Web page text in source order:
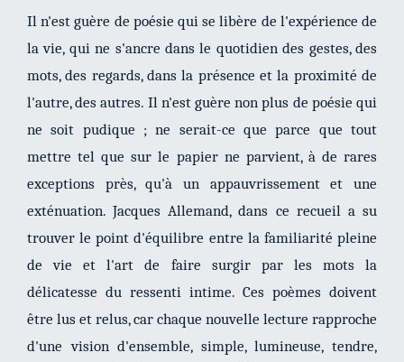
Il n'est guère de poésie qui se libère de l'expérience de
la vie, qui ne s'ancre dans le quotidien des gestes, des
mots, des regards, dans la présence et la proximité de
l'autre, des autres. Il n'est guère non plus de poésie qui
ne soit pudique ; ne serait-ce que parce que tout
mettre tel que sur le papier ne parvient, à de rares
exceptions près, qu'à un appauvrissement et une
exténuation. Jacques Allemand, dans ce recueil a su
trouver le point d'équilibre entre la familiarité pleine
de vie et l'art de faire surgir par les mots la
délicatesse du ressenti intime. Ces poèmes doivent
être lus et relus, car chaque nouvelle lecture rapproche
d'une vision d'ensemble, simple, lumineuse, tendre,